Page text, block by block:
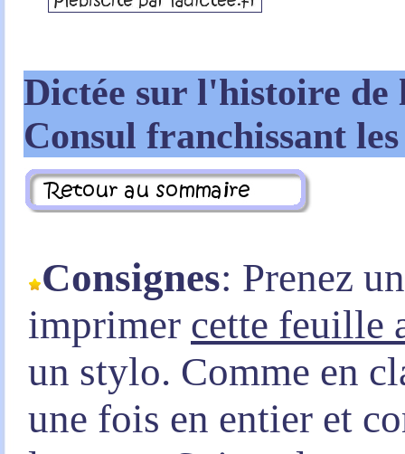
Dictée sur l'histoire
Consul franchissant
Consignes: Prenez
imprimer cette feuille
un stylo. Comme en
une fois en entier et